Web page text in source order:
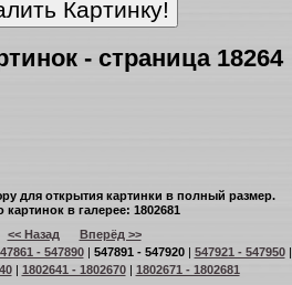
- страница 18264
для открытия картинки в полный размер.
картинок в галерее: 1802681
<< Назад
Вперёд >>
- 547890| 547891 - 547920| 547921 - 547950|
| 1802641 - 1802670| 1802671 - 1802681